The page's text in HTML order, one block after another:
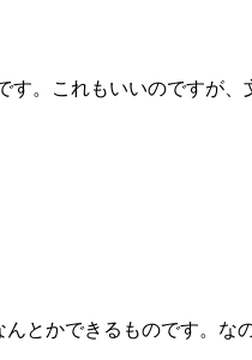
。これもいいのですが
とかできるものです。な